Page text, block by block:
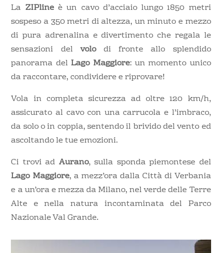
La ZIPlineè un cavo d’acciaio lungo 1850 metri
sospeso a 350 metri di altezza, un minuto e mezzo
di pura adrenalina e divertimento che regala le
sensazioni del volodi fronte allo splendido
panorama del Lago Maggiore: un momento unico
da raccontare, condividere e riprovare!
Vola in completa sicurezza ad oltre 120 km/h,
assicurato al cavo con una carrucola e l’imbraco,
da solo o in coppia, sentendo il brivido del vento ed
ascoltando le tue emozioni.
Ci trovi ad Aurano, sulla sponda piemontese del
Lago Maggiore, a mezz’ora dalla Città di Verbania
e a un’ora e mezza da Milano, nel verde delle Terre
Alte e nella natura incontaminata del Parco
Nazionale Val Grande.